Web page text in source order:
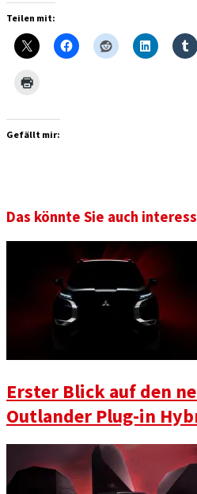
Teilen mit:
Gefällt mir:
Das könnte Sie auch
Erster Blick auf den
Outlander Plug-in